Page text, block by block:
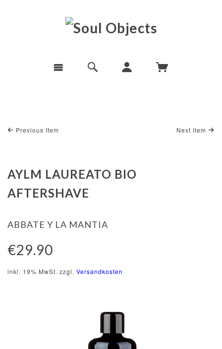
Previous Item Next Item
AYLM LAUREATO BIO
AFTERSHAVE
ABBATE Y LA MANTIA
€29.90
inkl. 19% MwSt. zzgl. Versandkosten